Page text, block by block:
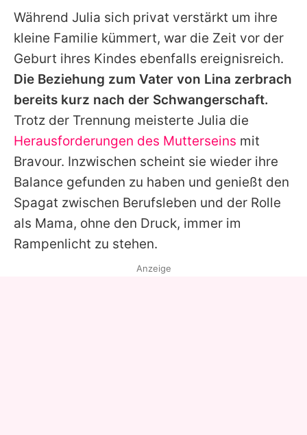
Während Julia sich privat verstärkt um ihre
kleine Familie kümmert, war die Zeit vor der
Geburt ihres Kindes ebenfalls ereignisreich.
Die Beziehung zum Vater von Lina zerbrach
bereits kurz nach der Schwangerschaft.
Trotz der Trennung meisterte Julia die
Herausforderungen des Mutterseins mit
Bravour. Inzwischen scheint sie wieder ihre
Balance gefunden zu haben und genießt den
Spagat zwischen Berufsleben und der Rolle
als Mama, ohne den Druck, immer im
Rampenlicht zu stehen.
Anzeige